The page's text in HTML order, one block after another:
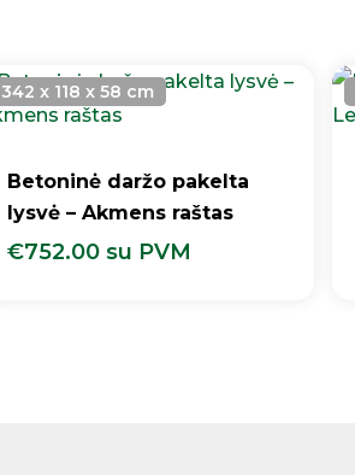
Betoninė daržo pakelta
lysvė – Akmens raštas
€752.00 su PVM
342 x 118 x 58 cm